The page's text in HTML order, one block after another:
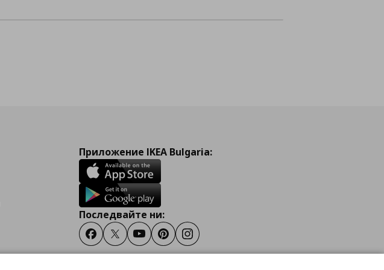
Приложение IKEA Bulgaria:
Последвайте ни:
FacebookTwitterYoutubePinterestInstagram